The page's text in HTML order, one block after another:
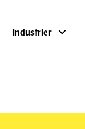
Industrier